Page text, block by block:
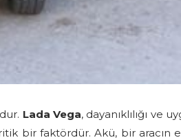
Lada Vega, dayanıklılığı ve
bir faktördür. Akü, bir